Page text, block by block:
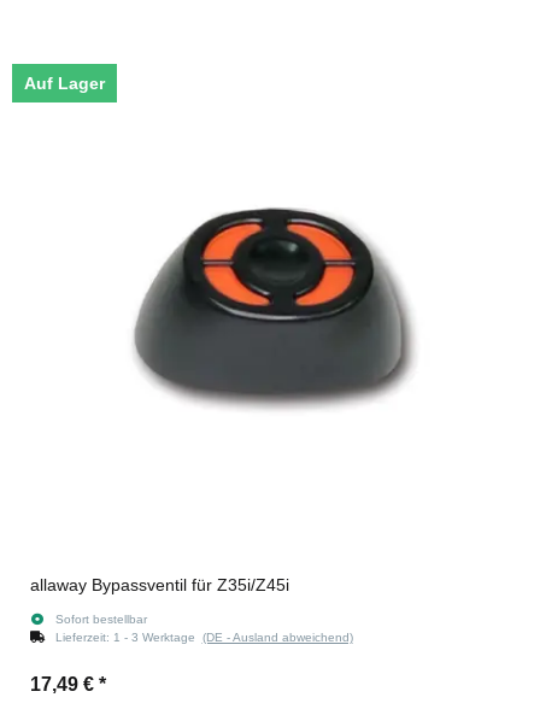
Auf Lager
allaway Bypassventil für Z35i/Z45i
Sofort bestellbar
Lieferzeit: 1 - 3 Werktage (DE - Ausland abweichend)
17,49 € *